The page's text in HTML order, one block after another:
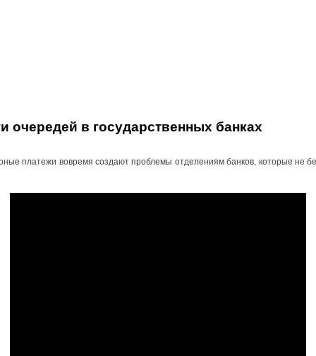
очередей в государственных банках
платежи вовремя создают проблемы отделениям банков, которые не